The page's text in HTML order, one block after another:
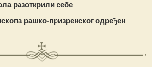
разоткрили себе
рашко-призренског одређен